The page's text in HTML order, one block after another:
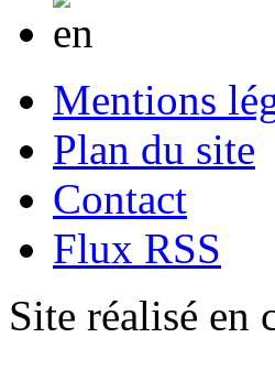
Mentions
Plan du site
Contact
Flux RSS
Site réalisé